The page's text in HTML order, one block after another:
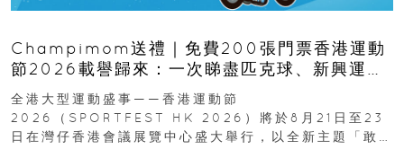
Champimom送禮｜免費200張門票香港運動
節2026載譽歸來：一次睇盡匹克球、新興運
動、街舞比賽＋逾百運動品牌展覽
全港大型運動盛事——香港運動節
2026（SPORTFEST HK 2026）將於8月21日至23
日在灣仔香港會議展覽中心盛大舉行，以全新主題「敢